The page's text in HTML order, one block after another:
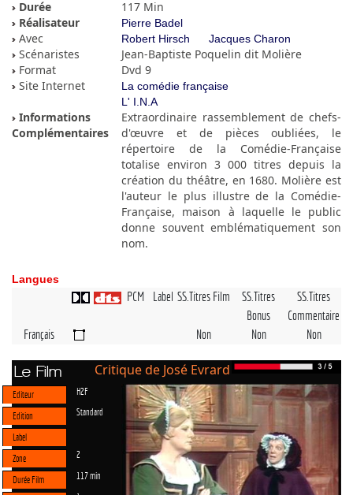
Durée
117 Min
Réalisateur
Pierre Badel
Avec Robert Hirsch Jacques Charon
Scénaristes
Jean-Baptiste Poquelin dit Molière
Format
Dvd 9
Site Internet
La comédie française
L' I.N.A
Informations
Complémentaires
Extraordinaire rassemblement de chefs-
d'œuvre et de pièces oubliées, le
répertoire de la Comédie-Française
totalise environ 3 000 titres depuis la
création du théâtre, en 1680. Molière est
l'auteur le plus illustre de la Comédie-
Française, maison à laquelle le public
donne souvent emblématiquement son
nom.
Langues
PCM Label SS.Titres Film
SS.Titres
Bonus
SS.Titres
Commentaire
Français
Non Non Non
Le Film Critique de José Evrard
Editeur H2F
Edition Standard
Label
Zone
2
Durée Film 117 min